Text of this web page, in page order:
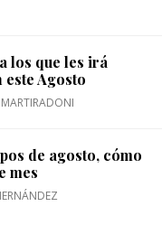
los que les irá
este Agosto
MARTIRADONI
de agosto, cómo
mes